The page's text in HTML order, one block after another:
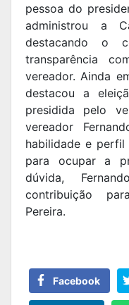
pessoa do
administrou a
destacando o
transparência
vereador. Ainda
destacou a
presidida pelo
vereador
habilidade e perfil
para ocupar a
dúvida,
contribuição
Pereira.
Facebook